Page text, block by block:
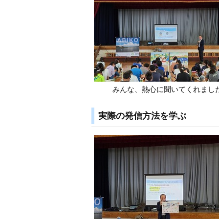
みんな、熱心に聞いてくれまし
実際の発信方法を学ぶ